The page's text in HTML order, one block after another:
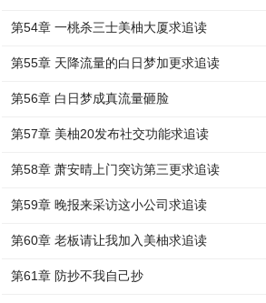
第54章 一桃杀三士美柚大厦求追读
第55章 天降流量的白日梦加更求追读
第56章 白日梦成真流量砸脸
第57章 美柚20发布社交功能求追读
第58章 萧安晴上门突访第三更求追读
第59章 晚报来采访这小公司求追读
第60章 老板请让我加入美柚求追读
第61章 防抄不我自己抄